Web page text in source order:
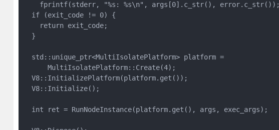
    fprintf(stderr, "%s: %s\n", args[0].c_str(), error.c_str());
  if (exit_code != 0) {
    return exit_code;
  }
  std::unique_ptr<MultiIsolatePlatform> platform =
      MultiIsolatePlatform::Create(4);
  V8::InitializePlatform(platform.get());
  V8::Initialize();
  int ret = RunNodeInstance(platform.get(), args, exec_args);